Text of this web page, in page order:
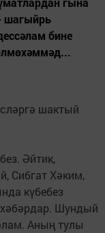
шагыйрь
бине
шактый
Әйтик,
Сибгат Хәким,
күбебез
Шундый
Аның тулы